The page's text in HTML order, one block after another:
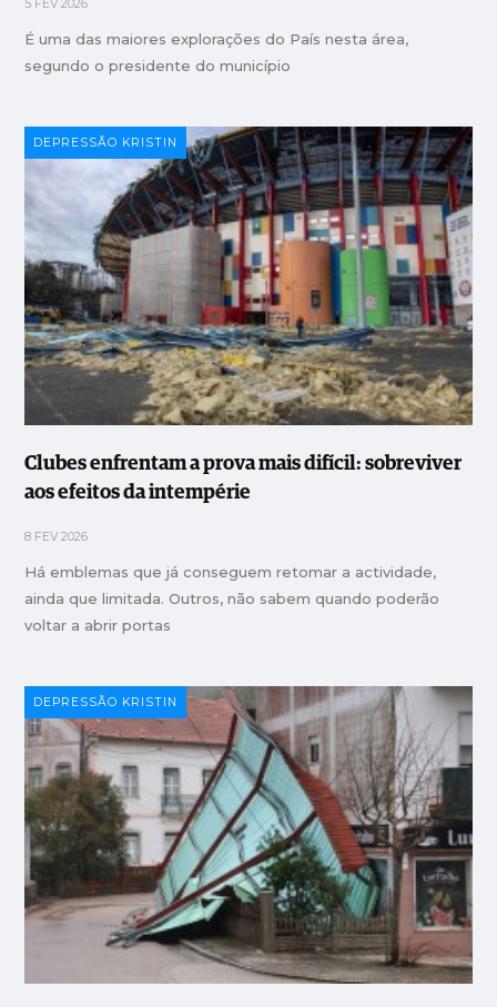
5 FEV 2026
É uma das maiores explorações do País nesta área,
segundo o presidente do município
DEPRESSÃO KRISTIN
Clubes enfrentam a prova mais difícil: sobreviver
aos efeitos da intempérie
8 FEV 2026
Há emblemas que já conseguem retomar a actividade,
ainda que limitada. Outros, não sabem quando poderão
voltar a abrir portas
DEPRESSÃO KRISTIN